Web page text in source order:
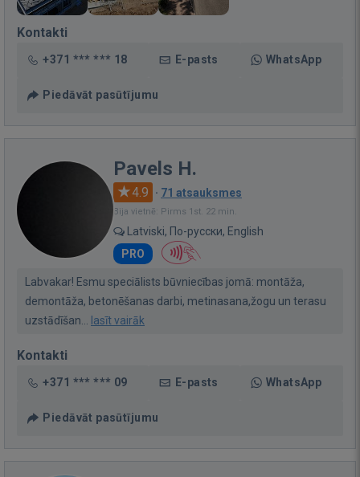
Kontakti
+371 *** *** 18 E-pasts WhatsApp
Piedāvāt pasūtījumu
Pavels H.
4.9 · 71 atsauksmes
Bija vietnē: Pirms 1st. 22 min.
Latviski, По-русски, English
PRO
Labvakar! Esmu speciālists būvniecības jomā: montāža,
demontāža, betonēšanas darbi, metinasana,žogu un terasu
uzstādīšan... lasīt vairāk
Kontakti
+371 *** *** 09 E-pasts WhatsApp
Piedāvāt pasūtījumu